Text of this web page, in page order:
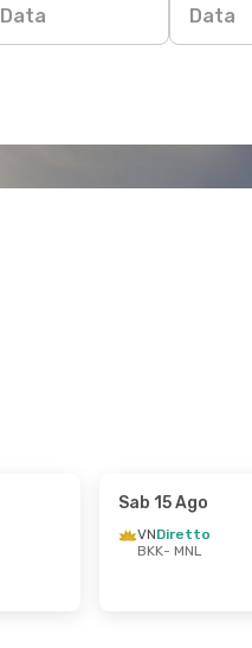
Data Data
Sab 15 Ago
VNDiretto
BKK- MNL